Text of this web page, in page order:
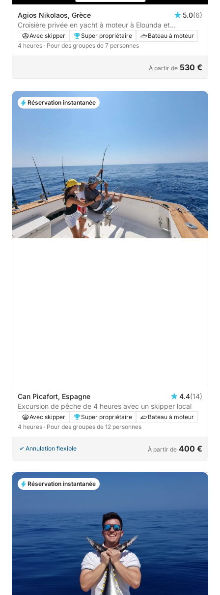
Agios Nikolaos, Grèce 5.0(6)
Croisière privée en yacht à moteur à Elounda et
Spinalonga (4 à 6 heures)
Avec skipper Super propriétaire
Bateau à moteur
4 heures · Pour des groupes de 7 personnes
À partir de 530 €
Can Picafort, Espagne 4.4(14)
Excursion de pêche de 4 heures avec un skipper local
Avec skipper Super propriétaire
Bateau à moteur
4 heures · Pour des groupes de 12 personnes
Annulation flexible À partir de 400 €
Réservation instantanée
Réservation instantanée